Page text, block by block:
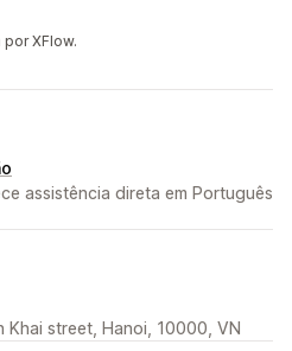
XFlow.
assistência direta em Português
Khai street, Hanoi, 10000, VN